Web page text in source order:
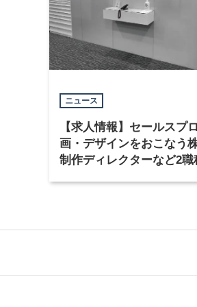
ニュース
【求人情報】セールスプ
画・デザインをおこなう
制作ディレクターなど2職